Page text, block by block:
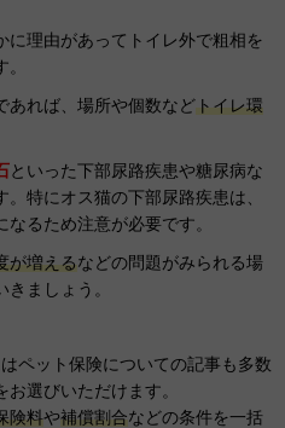
に理由があってトイレ外で粗相を
あれば、場所や個数などトイレ環
といった下部尿路疾患や糖尿病な
特にオス猫の下部尿路疾患は、
るため注意が必要です。
が増えるなどの問題がみられる場
ましょう。
ペット保険についての記事も多数
選びいただけます。
険料や補償割合などの条件を一括